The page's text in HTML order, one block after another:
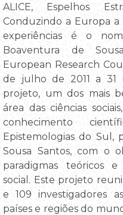
ALICE, Espelhos
Conduzindo a Europa
experiências é o
Boaventura de
European Research
de julho de 2011 a 31
projeto, um dos mais
área das ciências
conhecimento
Epistemologias do Sul,
Sousa Santos, com o
paradigmas teóricos
social. Este projeto
e 109 investigadores
países e regiões do